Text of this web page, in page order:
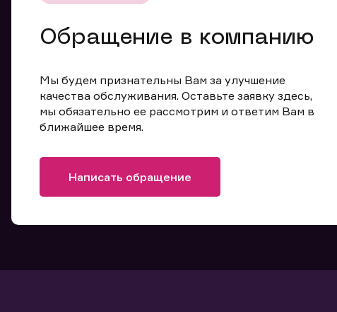
Обращение в компанию
Мы будем признательны Вам за улучшение
качества обслуживания. Оставьте заявку здесь,
мы обязательно ее рассмотрим и ответим Вам в
ближайшее время.
Написать обращение